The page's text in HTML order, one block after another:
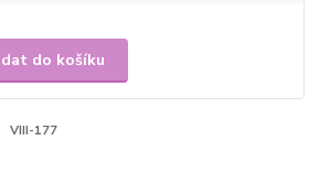
do košíku
VIII-177